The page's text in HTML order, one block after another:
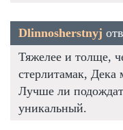
Dlinnosherstnyj
Тяжелее и толще,
стерлитамак,
Лучше ли
уникальный.